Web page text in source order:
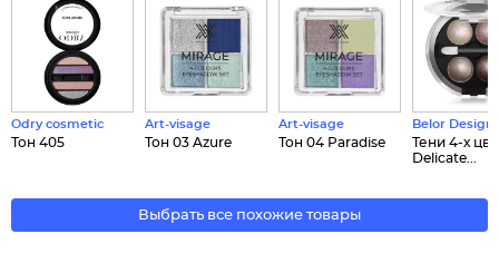
Odry cosmetic
Тон 405
Art-visage
Тон 03 Azure
Art-visage
Тон 04 Paradise
Belor Design
Тени 4-х
Delicate...
Выбрать все похожие товары